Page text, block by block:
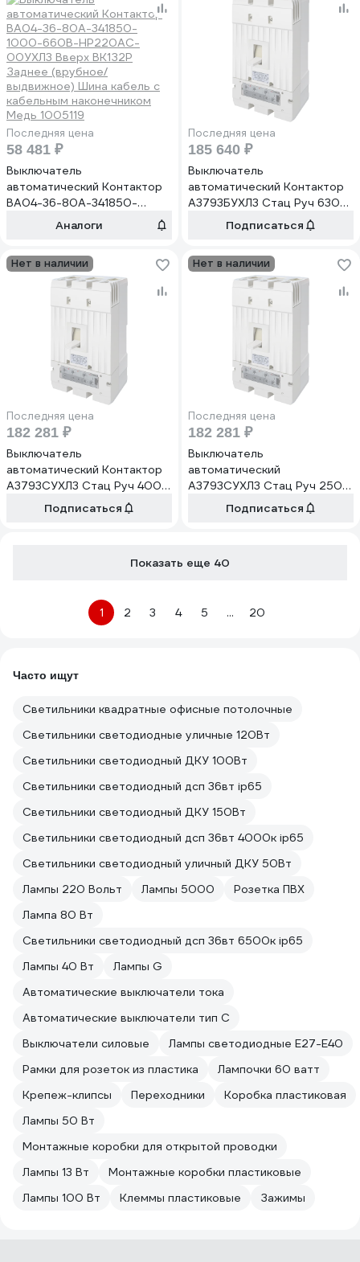
Последняя цена
58 481 ₽
Выключатель
автоматический Контактор
ВА04-36-80А-341850-
1000-660В-НР220AC-
выдвижное) Шина кабель с
кабельным наконечником
Медь 1005119
Аналоги
Последняя цена
185 640 ₽
Выключатель
автоматический Контактор
А3793БУХЛ3 Стац Руч 630А
440В 3800А НР110-440AC
ВК1З2Р ВКС2З2Р
шина кабель с наконечником
медь IP20 1040312
Подписаться
Нет в наличии
Последняя цена
182 281 ₽
Выключатель
автоматический Контактор
А3793СУХЛ3 Стац Руч 400А
440В НР110-220DC ВК1З2Р
ВКС2З2Р присоединение
с наконечником медь IP20
Подписаться
Нет в наличии
Последняя цена
182 281 ₽
Выключатель
автоматический
А3793СУХЛ3 Стац Руч 250А
440В НР110-220DC ВК1З2Р
ВКС2З2Р присоединение
Контактор 1016365
Подписаться
Показать еще 40
1 2 3 4 5 ... 20
Часто ищут
Светильники квадратные офисные потолочные
Светильники светодиодные уличные 120Вт
Светильники светодиодный ДКУ 100Вт
Светильники светодиодный дсп 36вт ip65
Светильники светодиодный ДКУ 150Вт
Светильники светодиодный дсп 36вт 4000к ip65
Светильники светодиодный уличный ДКУ 50Вт
Лампы 220 Вольт
Лампы 5000
Розетка ПВХ
Лампа 80 Вт
Светильники светодиодный дсп 36вт 6500к ip65
Лампы 40 Вт
Лампы G
Автоматические выключатели тока
Автоматические выключатели тип C
Выключатели силовые
Лампы светодиодные E27-E40
Рамки для розеток из пластика
Лампочки 60 ватт
Крепеж-клипсы
Переходники
Коробка пластиковая
Лампы 50 Вт
Монтажные коробки для открытой проводки
Лампы 13 Вт
Монтажные коробки пластиковые
Лампы 100 Вт
Клеммы пластиковые Зажимы